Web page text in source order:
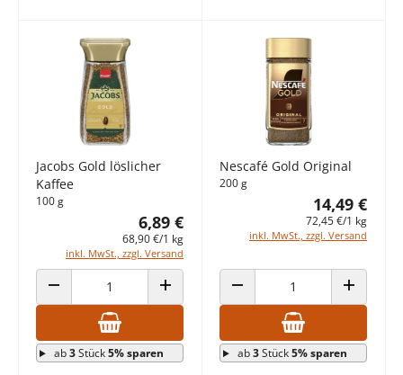
Jacobs Gold löslicher
Kaffee
100 g
6,89 €
68,90 €/1 kg
inkl. MwSt., zzgl. Versand
ANZAHL VERRINGERN ANZAHL ERHÖHEN
ab3Stück5% sparen
Nescafé Gold Original
200 g
14,49 €
72,45 €/1 kg
inkl. MwSt., zzgl. Versand
ANZAHL VERRINGERN ANZAHL
ab3Stück5% sparen